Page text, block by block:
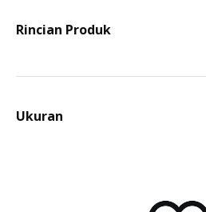
Rincian Produk
Ukuran